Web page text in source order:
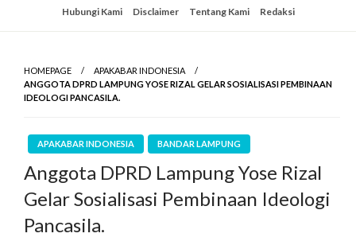
to
Hubungi Kami Disclaimer Tentang Kami Redaksi
HOMEPAGE
APAKABAR INDONESIA
ANGGOTA DPRD LAMPUNG YOSE RIZAL GELAR SOSIALISASI PEMBINAAN
IDEOLOGI PANCASILA.
APAKABAR INDONESIA BANDAR LAMPUNG
Anggota DPRD Lampung Yose Rizal
Gelar Sosialisasi Pembinaan Ideologi
Pancasila.